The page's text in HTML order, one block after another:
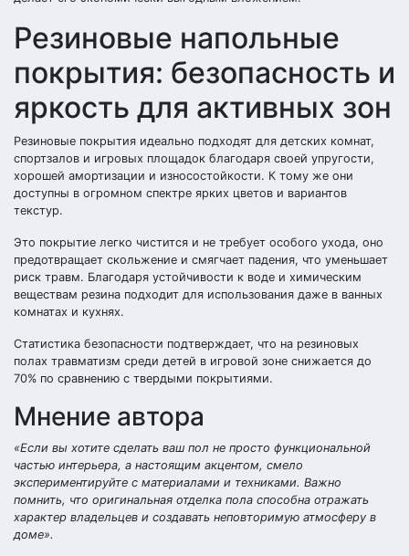
Резиновые напольные
покрытия: безопасность и
яркость для активных зон
Резиновые покрытия идеально подходят для детских комнат,
спортзалов и игровых площадок благодаря своей упругости,
хорошей амортизации и износостойкости. К тому же они
доступны в огромном спектре ярких цветов и вариантов
текстур.
Это покрытие легко чистится и не требует особого ухода, оно
предотвращает скольжение и смягчает падения, что уменьшает
риск травм. Благодаря устойчивости к воде и химическим
веществам резина подходит для использования даже в ванных
комнатах и кухнях.
Статистика безопасности подтверждает, что на резиновых
полах травматизм среди детей в игровой зоне снижается до
70% по сравнению с твердыми покрытиями.
Мнение автора
«Если вы хотите сделать ваш пол не просто функциональной
частью интерьера, а настоящим акцентом, смело
экспериментируйте с материалами и техниками. Важно
помнить, что оригинальная отделка пола способна отражать
характер владельцев и создавать неповторимую атмосферу в
доме».